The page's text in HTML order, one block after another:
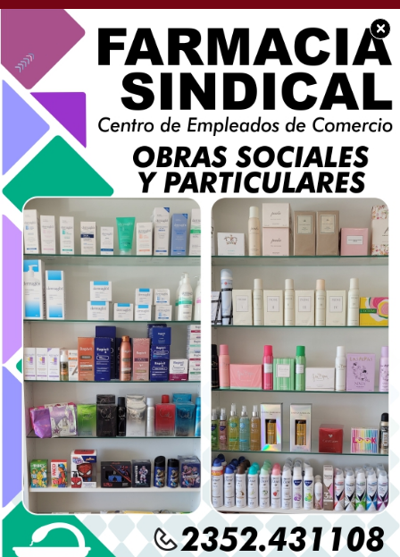
×
SOCIEDAD
Publicación Pedida: A
la Sra. Jueza. Marisa
Muñoz Saggese